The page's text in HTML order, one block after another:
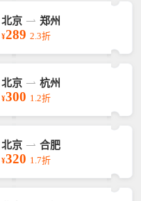
北京 郑州
¥289 2.3折
北京 杭州
¥300 1.2折
北京 合肥
¥320 1.7折